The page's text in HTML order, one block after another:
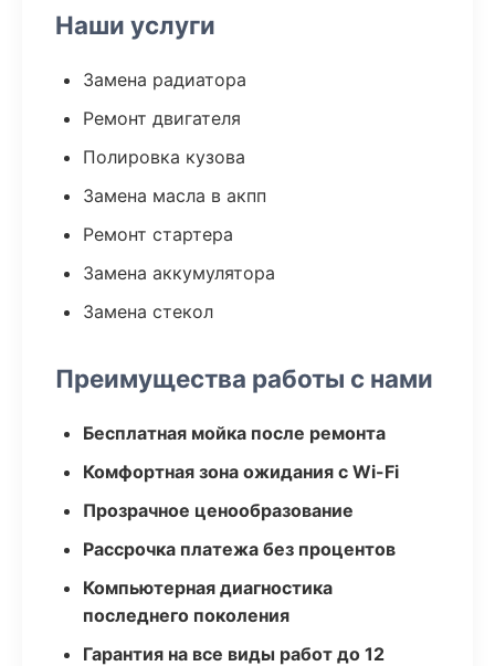
Наши услуги
Замена радиатора
Ремонт двигателя
Полировка кузова
Замена масла в акпп
Ремонт стартера
Замена аккумулятора
Замена стекол
Преимущества работы с нами
Бесплатная мойка после ремонта
Комфортная зона ожидания с Wi-Fi
Прозрачное ценообразование
Рассрочка платежа без процентов
Компьютерная диагностика
последнего поколения
Гарантия на все виды работ до 12